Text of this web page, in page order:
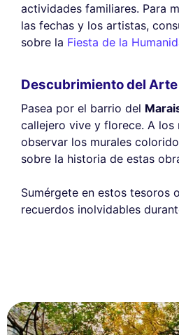
actividades familiares. Para
las fechas y los artistas,
sobre la Fiesta de la
Descubrimiento del
Pasea por el barrio del
callejero vive y florece. A los
observar los murales
sobre la historia de estas
Sumérgete en estos tesoros
recuerdos inolvidables